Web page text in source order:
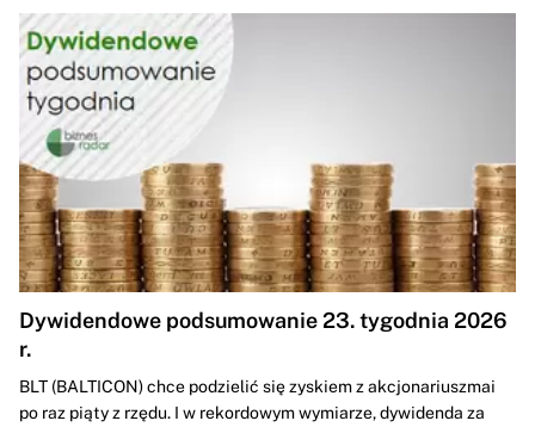
Dywidendowe podsumowanie 23. tygodnia 2026
r.
BLT (BALTICON) chce podzielić się zyskiem z akcjonariuszmai
po raz piąty z rzędu. I w rekordowym wymiarze, dywidenda za